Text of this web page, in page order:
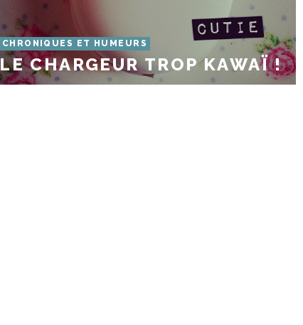
CHRONIQUES ET HUMEURS
LE CHARGEUR TROP KAWAÏ !